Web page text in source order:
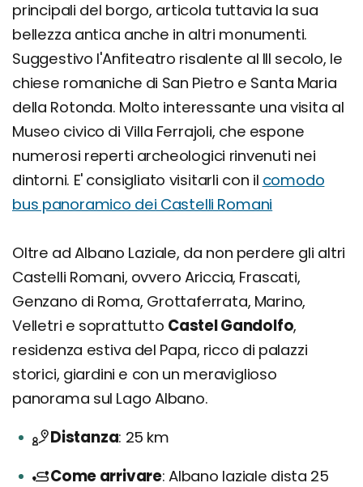
principali del borgo, articola tuttavia la sua
bellezza antica anche in altri monumenti.
Suggestivo l'Anfiteatro risalente al III secolo, le
chiese romaniche di San Pietro e Santa Maria
della Rotonda. Molto interessante una visita al
Museo civico di Villa Ferrajoli, che espone
numerosi reperti archeologici rinvenuti nei
dintorni. E' consigliato visitarli con il comodo
bus panoramico dei Castelli Romani
Oltre ad Albano Laziale, da non perdere gli altri
Castelli Romani, ovvero Ariccia, Frascati,
Genzano di Roma, Grottaferrata, Marino,
Velletri e soprattutto Castel Gandolfo,
residenza estiva del Papa, ricco di palazzi
storici, giardini e con un meraviglioso
panorama sul Lago Albano.
Distanza 25 km
Come arrivare Albano laziale dista 25